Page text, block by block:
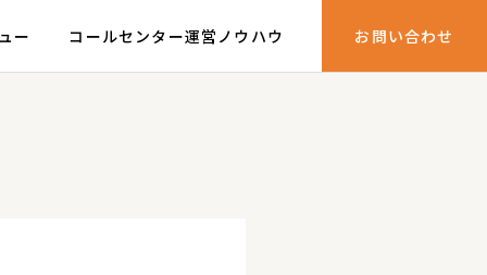
ー コールセンター運営ノウハウ お問い合わせ